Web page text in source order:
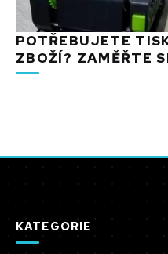
POTŘEBUJETE
ZBOŽÍ? ZAMĚŘTE
KATEGORIE